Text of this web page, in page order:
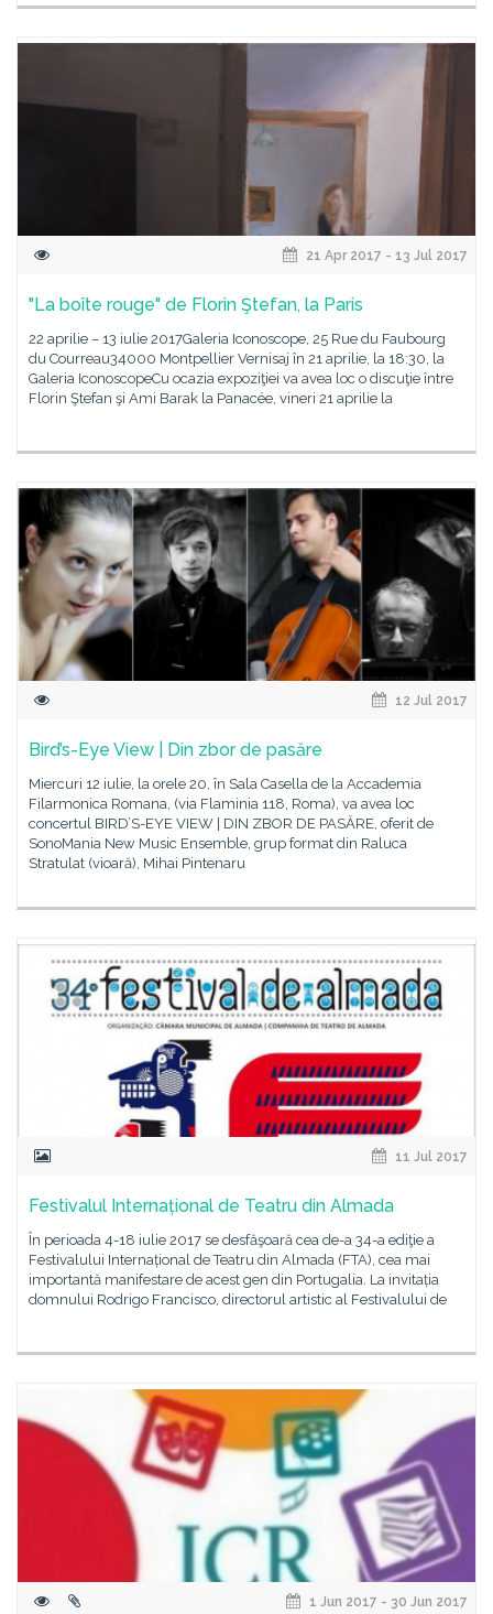
21 Apr 2017 - 13 Jul 2017
"La boîte rouge" de Florin Ştefan, la Paris
22 aprilie – 13 iulie 2017Galeria Iconoscope, 25 Rue du Faubourg
du Courreau34000 Montpellier Vernisaj în 21 aprilie, la 18:30, la
Galeria IconoscopeCu ocazia expoziţiei va avea loc o discuţie între
Florin Ştefan şi Ami Barak la Panacée, vineri 21 aprilie la
12 Jul 2017
Bird’s-Eye View | Din zbor de pasăre
Miercuri 12 iulie, la orele 20, în Sala Casella de la Accademia
Filarmonica Romana, (via Flaminia 118, Roma), va avea loc
concertul BIRD’S-EYE VIEW | DIN ZBOR DE PASĂRE, oferit de
SonoMania New Music Ensemble, grup format din Raluca
Stratulat (vioară), Mihai Pintenaru
11 Jul 2017
Festivalul Internațional de Teatru din Almada
În perioada 4-18 iulie 2017 se desfăşoară cea de-a 34-a ediţie a
Festivalului Internațional de Teatru din Almada (FTA), cea mai
importantă manifestare de acest gen din Portugalia. La invitația
domnului Rodrigo Francisco, directorul artistic al Festivalului de
1 Jun 2017 - 30 Jun 2017